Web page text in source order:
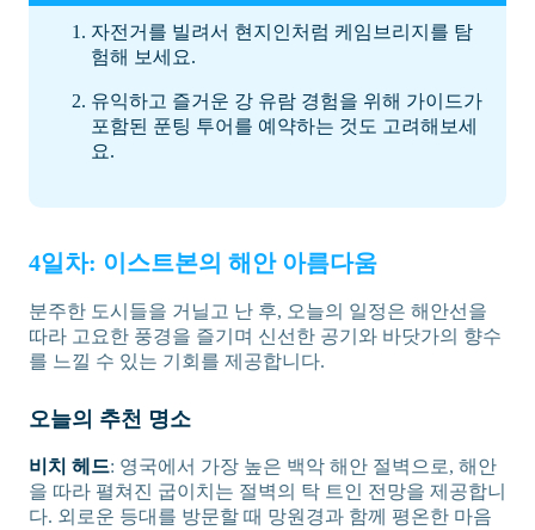
자전거를 빌려서 현지인처럼 케임브리지를 탐
험해 보세요.
유익하고 즐거운 강 유람 경험을 위해 가이드가
포함된 푼팅 투어를 예약하는 것도 고려해보세
요.
4일차: 이스트본의 해안 아름다움
분주한 도시들을 거닐고 난 후, 오늘의 일정은 해안선을
따라 고요한 풍경을 즐기며 신선한 공기와 바닷가의 향수
를 느낄 수 있는 기회를 제공합니다.
오늘의 추천 명소
비치 헤드: 영국에서 가장 높은 백악 해안 절벽으로, 해안
을 따라 펼쳐진 굽이치는 절벽의 탁 트인 전망을 제공합니
다. 외로운 등대를 방문할 때 망원경과 함께 평온한 마음